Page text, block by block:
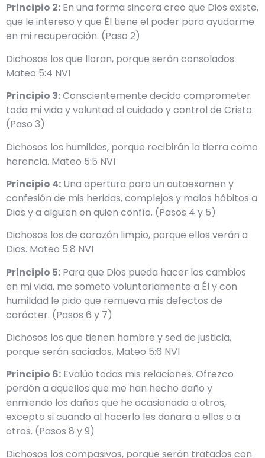
Principio 2: En una forma sincera creo que Dios existe,
que le intereso y que Él tiene el poder para ayudarme
en mi recuperación. (Paso 2)
Dichosos los que lloran, porque serán consolados.
Mateo 5:4 NVI
Principio 3:Conscientemente decido comprometer
toda mi vida y voluntad al cuidado y control de Cristo.
(Paso 3)
Dichosos los humildes, porque recibirán la tierra como
herencia. Mateo 5:5 NVI
Principio 4: Una apertura para un autoexamen y
confesión de mis heridas, complejos y malos hábitos a
Dios y a alguien en quien confío. (Pasos 4 y 5)
Dichosos los de corazón limpio, porque ellos verán a
Dios. Mateo 5:8 NVI
Principio 5: Para que Dios pueda hacer los cambios
en mi vida, me someto voluntariamente a Él y con
humildad le pido que remueva mis defectos de
carácter. (Pasos 6 y 7)
Dichosos los que tienen hambre y sed de justicia,
porque serán saciados. Mateo 5:6 NVI
Principio 6: Evalúo todas mis relaciones. Ofrezco
perdón a aquellos que me han hecho daño y
enmiendo los daños que he ocasionado a otros,
excepto si cuando al hacerlo les dañara a ellos o a
otros. (Pasos 8 y 9)
Dichosos los compasivos, porque serán tratados con